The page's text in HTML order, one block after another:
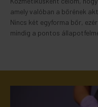
amely valóban a bőrének
Nincs két egyforma bőr,
mindig a pontos